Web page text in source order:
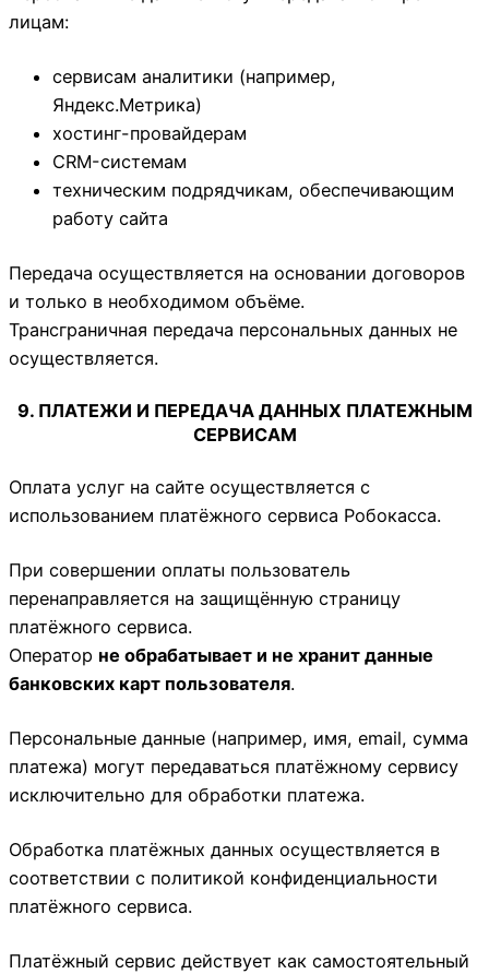
лицам:
сервисам аналитики (например,
Яндекс.Метрика)
хостинг-провайдерам
CRM-системам
техническим подрядчикам, обеспечивающим
работу сайта
Передача осуществляется на основании договоров
и только в необходимом объёме.
Трансграничная передача персональных данных не
осуществляется.
9. ПЛАТЕЖИ И ПЕРЕДАЧА ДАННЫХ ПЛАТЕЖНЫМ
СЕРВИСАМ
Оплата услуг на сайте осуществляется с
использованием платёжного сервиса Робокасса.
При совершении оплаты пользователь
перенаправляется на защищённую страницу
платёжного сервиса.
Оператор не обрабатывает и не хранит данные
банковских карт пользователя.
Персональные данные (например, имя, email, сумма
платежа) могут передаваться платёжному сервису
исключительно для обработки платежа.
Обработка платёжных данных осуществляется в
соответствии с политикой конфиденциальности
платёжного сервиса.
Платёжный сервис действует как самостоятельный